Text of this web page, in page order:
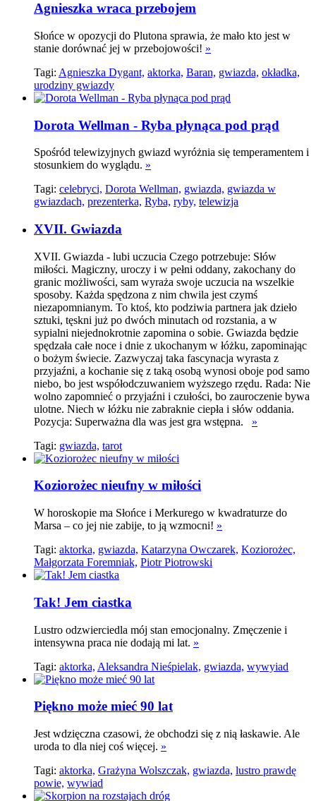
Agnieszka wraca przebojem
Słońce w opozycji do Plutona sprawia, że mało kto jest w
stanie dorównać jej w przebojowości! »
Tagi: Agnieszka Dygant, aktorka, Baran, gwiazda, okładka,
urodziny gwiazdy
Dorota Wellman - Ryba płynąca pod prąd
Spośród telewizyjnych gwiazd wyróżnia się temperamentem i
stosunkiem do wyglądu. »
Tagi: celebryci, Dorota Wellman, gwiazda, gwiazda w
gwiazdach, prezenterka, Ryba, ryby, telewizja
XVII. Gwiazda
XVII. Gwiazda - lubi uczucia Czego potrzebuje: Słów
miłości. Magiczny, uroczy i w pełni oddany, zakochany do
granic możliwości, sam wyraża swoje uczucia na wszelkie
sposoby. Każda spędzona z nim chwila jest czymś
niezapomnianym. To ktoś, kto podziwia partnera jak dzieło
sztuki, tęskni już po dwóch minutach od rozstania, a w
sypialni niejednokrotnie zapomina o sobie. Gwiazda będzie
spędzała całe noce i dnie z ukochanym w łóżku, zapominając
o bożym świecie. Zazwyczaj taka fascynacja wyrasta z
przyjaźni, a kochanie się z taką osobą wynosi oboje pod samo
niebo, bo jest współodczuwaniem wyższego rzędu. Rada: Nie
wolno zapomnieć o przyjaźni i czułości, bo zauroczenie bywa
ulotne. Niech w łóżku nie zabraknie ciepła i słów oddania.
Pozycja: Superważna dla was jest gra wstępna. »
Tagi: gwiazda, tarot
Koziorożec nieufny w miłości
W horoskopie ma Słońce i Merkurego w kwadraturze do
Marsa – co jej nie zabije, to ją wzmocni! »
Tagi: aktorka, gwiazda, Katarzyna Owczarek, Koziorożec,
Małgorzata Foremniak, Piotr Piotrowski
Tak! Jem ciastka
Lustro odzwierciedla mój stan emocjonalny. Zmęczenie i
intensywna praca nie dodają mi lat. »
Tagi: aktorka, Aleksandra Nieśpielak, gwiazda, wywyiad
Piękno może mieć 90 lat
Jest wdzięczna czasowi, że obchodzi się z nią łaskawie. Ale
uroda to dla niej coś więcej. »
Tagi: aktorka, Grażyna Wolszczak, gwiazda, lustro prawdę
powie, wywiad